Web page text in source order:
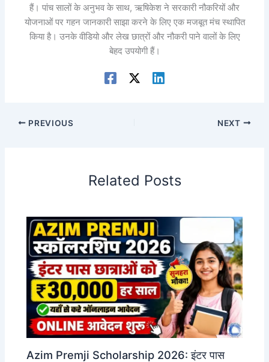
हैं। पांच सालों के अनुभव के साथ, ऋषिकेश ने सरकारी नौकरियों और
योजनाओं पर गहन जानकारी साझा करने के लिए एक मजबूत मंच स्थापित
किया है। उनके वीडियो और लेख छात्रों और नौकरी पाने वालों के लिए
बेहद उपयोगी हैं।
PREVIOUS NEXT
Related Posts
Azim Premji Scholarship 2026: इंटर पास